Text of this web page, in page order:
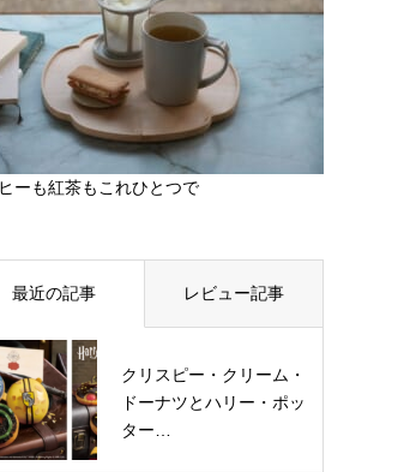
ーも紅茶もこれひとつで
最近の記事 レビュー記事
クリスピー・クリーム・
ドーナツとハリー・ポッ
ター…